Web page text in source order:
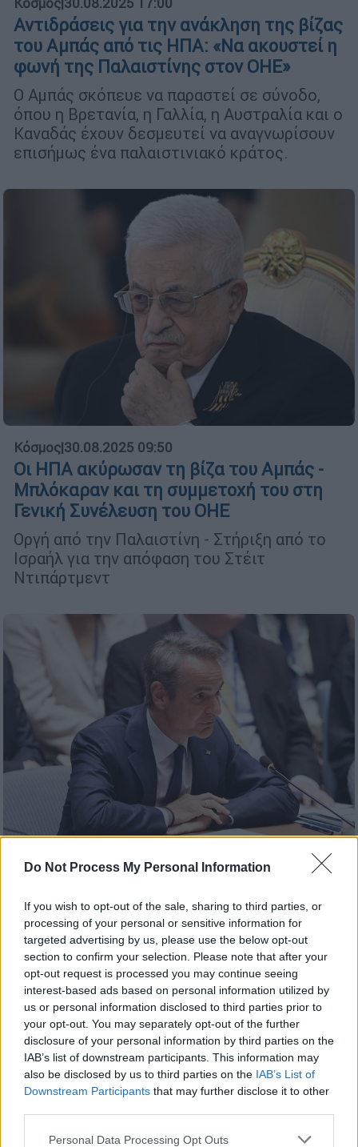
Do Not Process My Personal Information
If you wish to opt-out of the sale, sharing to third parties, or
processing of your personal or sensitive information for
targeted advertising by us, please use the below opt-out
section to confirm your selection. Please note that after your
opt-out request is processed you may continue seeing
interest-based ads based on personal information utilized by
us or personal information disclosed to third parties prior to
your opt-out. You may separately opt-out of the further
disclosure of your personal information by third parties on the
IAB’s list of downstream participants. This information may
also be disclosed by us to third parties on the IAB’s List of
Downstream Participants that may further disclose it to other
Please note that this website/app uses one or more Google
Personal Data Processing Opt Outs
Αντιδράσεις για την ανάκληση της βίζας
του Αμπάς από τις ΗΠΑ: «Να ακουστεί η
φωνή της Παλαιστίνης στον ΟΗΕ»
Ο Αμπάς σκόπευε να παραστεί σε σύνοδο,
όπου η Βρετανία, η Γαλλία, η Αυστραλία και ο
Καναδάς έχουν δεσμευτεί να αναγνωρίσουν
επισήμως ένα παλαιστινιακό κράτος.
Κόσμος|30.08.2025 09:50
Οι ΗΠΑ ακύρωσαν τη βίζα του Αμπάς -
Μπλόκαραν και τη συμμετοχή του στη
Γενική Συνέλευση του ΟΗΕ
Οργή από την Παλαιστίνη - Στήριξη από το
Ισραήλ για την απόφαση του Στέιτ
Ντιπάρτμεντ
Πολιτική|08.08.2025 19:44
Γάζα: Ανάγκη κατάπαυσης του πυρός και
λύσης δύο κρατών
Ο πρωθυπουργός εξέφρασε τη βαθιά
ανησυχία του για την ανθρωπιστική
καταστροφή στη Γάζα